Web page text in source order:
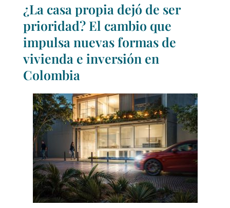
¿La casa propia dejó de ser
prioridad? El cambio que
impulsa nuevas formas de
vivienda e inversión en
Colombia